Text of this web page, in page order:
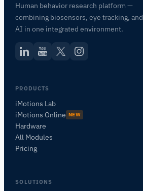
Human behavior research platform —
combining biosensors, eye tracking, and
AI in one integrated environment.
PRODUCTS
iMotions Lab
iMotions Online NEW
Hardware
All Modules
Pricing
SOLUTIONS